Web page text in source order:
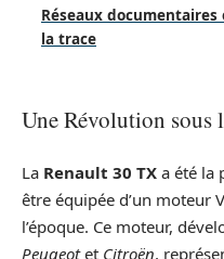
Réseaux
la trace
Une Révolution
La Renault 30 TX a été la
être équipée d’un moteur
l’époque. Ce moteur,
Peugeotet Citroën,